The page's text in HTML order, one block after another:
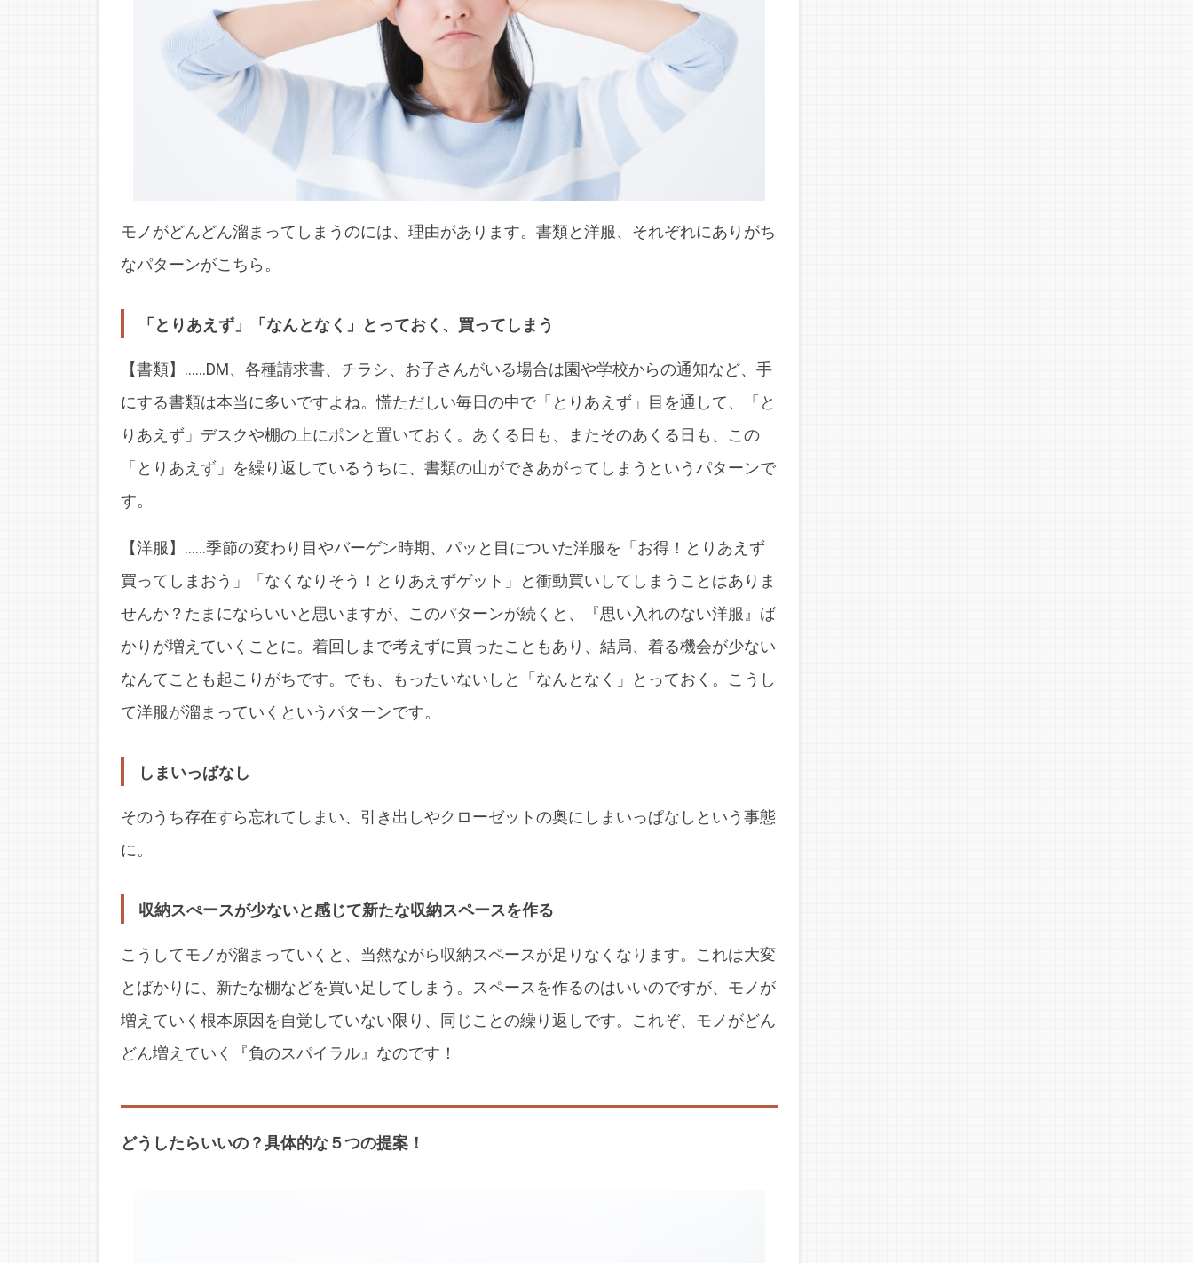
モノがどんどん溜まってしまうのには、理由があります。書類と洋服、それぞれにありがち
なパターンがこちら。
「とりあえず」「なんとなく」とっておく、買ってしまう
【書類】……DM、各種請求書、チラシ、お子さんがいる場合は園や学校からの通知など、手
にする書類は本当に多いですよね。慌ただしい毎日の中で「とりあえず」目を通して、「と
りあえず」デスクや棚の上にポンと置いておく。あくる日も、またそのあくる日も、この
「とりあえず」を繰り返しているうちに、書類の山ができあがってしまうというパターンで
す。
【洋服】……季節の変わり目やバーゲン時期、パッと目についた洋服を「お得！とりあえず
買ってしまおう」「なくなりそう！とりあえずゲット」と衝動買いしてしまうことはありま
せんか？たまにならいいと思いますが、このパターンが続くと、『思い入れのない洋服』ば
かりが増えていくことに。着回しまで考えずに買ったこともあり、結局、着る機会が少ない
なんてことも起こりがちです。でも、もったいないしと「なんとなく」とっておく。こうし
て洋服が溜まっていくというパターンです。
しまいっぱなし
そのうち存在すら忘れてしまい、引き出しやクローゼットの奥にしまいっぱなしという事態
に。
収納スぺースが少ないと感じて新たな収納スペースを作る
こうしてモノが溜まっていくと、当然ながら収納スペースが足りなくなります。これは大変
とばかりに、新たな棚などを買い足してしまう。スペースを作るのはいいのですが、モノが
増えていく根本原因を自覚していない限り、同じことの繰り返しです。これぞ、モノがどん
どん増えていく『負のスパイラル』なのです！
どうしたらいいの？具体的な５つの提案！